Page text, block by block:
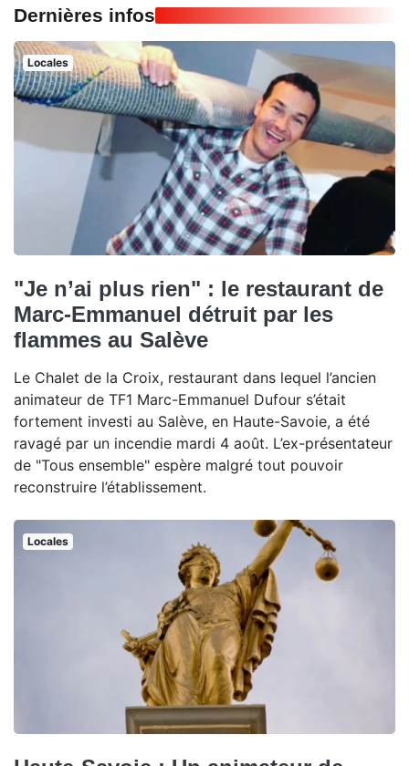
Dernières infos
Locales
"Je n’ai plus rien" : le restaurant de
Marc-Emmanuel détruit par les
flammes au Salève
Le Chalet de la Croix, restaurant dans lequel l’ancien
animateur de TF1 Marc-Emmanuel Dufour s’était
fortement investi au Salève, en Haute-Savoie, a été
ravagé par un incendie mardi 4 août. L’ex-présentateur
de "Tous ensemble" espère malgré tout pouvoir
reconstruire l’établissement.
Locales